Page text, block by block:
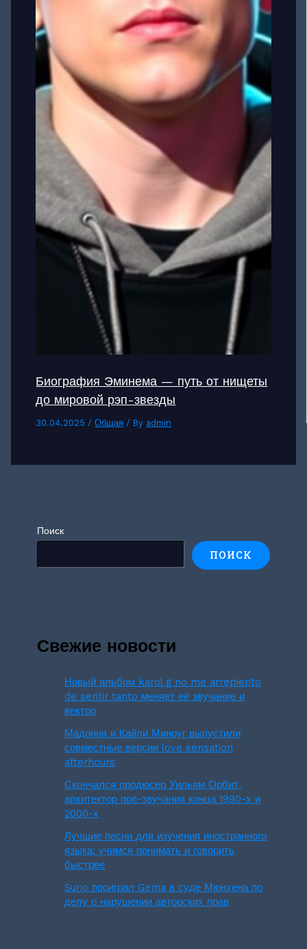
Биография Эминема — путь от нищеты
до мировой рэп-звезды
30.04.2025 /Общая / By admin
Поиск
ПОИСК
Свежие новости
Новый альбом karol g no me arrepiento
de sentir tanto меняет её звучание и
вектор
Мадонна и Кайли Миноуг выпустили
совместные версии love sensation
afterhours
Скончался продюсер Уильям Орбит,
архитектор поп-звучания конца 1990-х и
2000-х
Лучшие песни для изучения иностранного
языка: учимся понимать и говорить
быстрее
Suno проиграл Gema в суде Мюнхена по
делу о нарушении авторских прав